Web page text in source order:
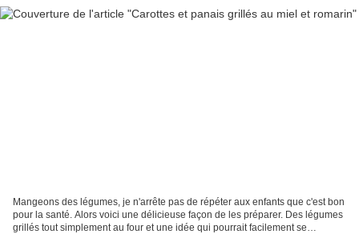
Mangeons des légumes, je n'arrête pas de répéter aux enfants que c'est bon
pour la santé. Alors voici une délicieuse façon de les préparer. Des légumes
grillés tout simplement au four et une idée qui pourrait facilement se